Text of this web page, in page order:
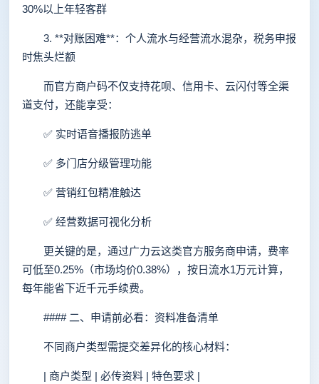
30%以上年轻客群
3. **对账困难**：个人流水与经营流水混杂，税务申报
时焦头烂额
而官方商户码不仅支持花呗、信用卡、云闪付等全渠
道支付，还能享受：
✅ 实时语音播报防逃单
✅ 多门店分级管理功能
✅ 营销红包精准触达
✅ 经营数据可视化分析
更关键的是，通过广力云这类官方服务商申请，费率
可低至0.25%（市场均价0.38%），按日流水1万元计算，
每年能省下近千元手续费。
#### 二、申请前必看：资料准备清单
不同商户类型需提交差异化的核心材料：
| 商户类型 | 必传资料 | 特色要求 |